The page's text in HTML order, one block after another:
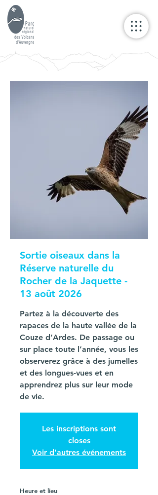
Sortie oiseaux dans la
Réserve naturelle du
Rocher de la Jaquette -
13 août 2026
Partez à la découverte des
rapaces de la haute vallée de la
Couze d’Ardes. De passage ou
sur place toute l’année, vous les
observerez grâce à des jumelles
et des longues-vues et en
apprendrez plus sur leur mode
de vie.
Les inscriptions sont
closes
Voir d'autres événements
Heure et lieu